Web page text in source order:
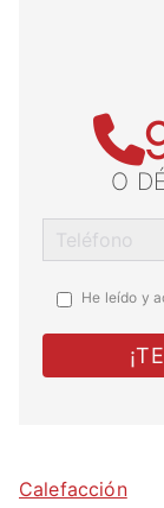
O
He leído y
Calefacción